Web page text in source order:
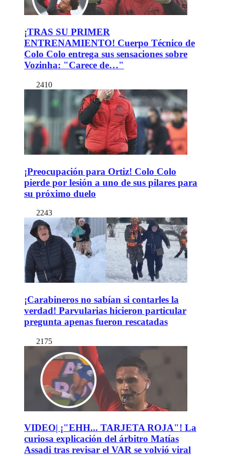
¡TRAS SU PRIMER
ENTRENAMIENTO! Cuerpo Técnico de
Colo Colo entrega sus sensaciones sobre
Vozinha: "Carece de…"
2410
¡Preocupación para Ortiz! Colo Colo
pierde por lesión a uno de sus pilares para
su próximo duelo
2243
¡Carabineros no sabían si contarles la
verdad! Parvularias hicieron particular
pregunta apenas fueron rescatadas
2175
VIDEO| ¡"EHH... TARJETA ROJA"! La
curiosa explicación del árbitro Matías
Assadi tras revisar el VAR se volvió viral